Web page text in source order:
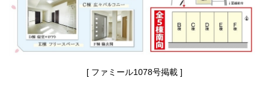
[ ファミール1078号掲載 ]